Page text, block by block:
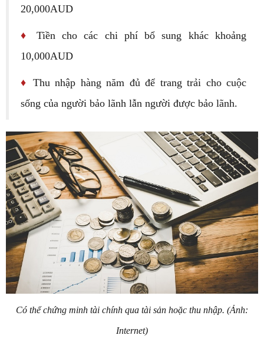
20,000AUD
♦ Tiền cho các chi phí bổ sung khác khoảng
10,000AUD
♦ Thu nhập hàng năm đủ để trang trải cho cuộc
sống của người bảo lãnh lẫn người được bảo lãnh.
Có thể chứng minh tài chính qua tài sản hoặc thu nhập. (Ảnh:
Internet)